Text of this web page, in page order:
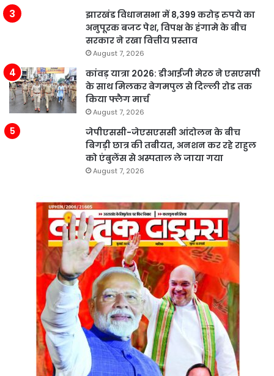
झारखंड विधानसभा में 8,399 करोड़ रुपये का
अनुपूरक बजट पेश, विपक्ष के हंगामे के बीच
सरकार ने रखा वित्तीय प्रस्ताव
August 7, 2026
कांवड़ यात्रा 2026: डीआईजी मेरठ ने एसएसपी
के साथ मिलकर बेगमपुल से दिल्ली रोड तक
किया फ्लैग मार्च
August 7, 2026
जेपीएससी-जेएसएससी आंदोलन के बीच
बिगड़ी छात्र की तबीयत, अनशन कर रहे राहुल
को एंबुलेंस से अस्पताल ले जाया गया
August 7, 2026